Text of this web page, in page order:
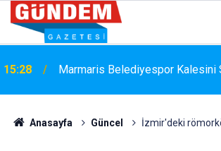
15:28 Marmaris Belediyespor Kalesini
15:00
500 Yolcu ve Mürettebat
Anasayfa Güncel İzmir'deki